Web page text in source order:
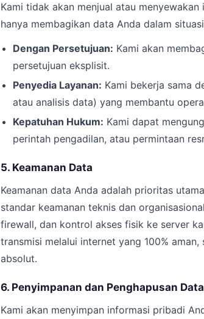
Kami tidak akan menjual atau
hanya membagikan data Anda dalam
Dengan Persetujuan: Kami akan
persetujuan eksplisit.
Penyedia Layanan: Kami bekerja sama
atau analisis data) yang membantu
Kepatuhan Hukum: Kami dapat
perintah pengadilan, atau permintaan
5. Keamanan Data
Keamanan data Anda adalah prioritas
standar keamanan teknis dan
firewall, dan kontrol akses fisik ke server
transmisi melalui internet yang 100%
absolut.
6. Penyimpanan dan Penghapusan Data
Kami akan menyimpan informasi pribadi